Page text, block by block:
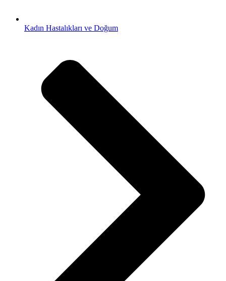
Kadın Hastalıkları ve Doğum